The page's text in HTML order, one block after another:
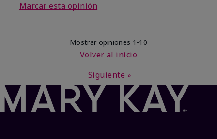
Marcar esta opinión
Mostrar opiniones 1-10
Volver al inicio
Siguiente »